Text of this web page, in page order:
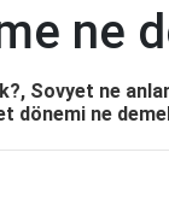
ne
Sovyet ne
dönemi ne